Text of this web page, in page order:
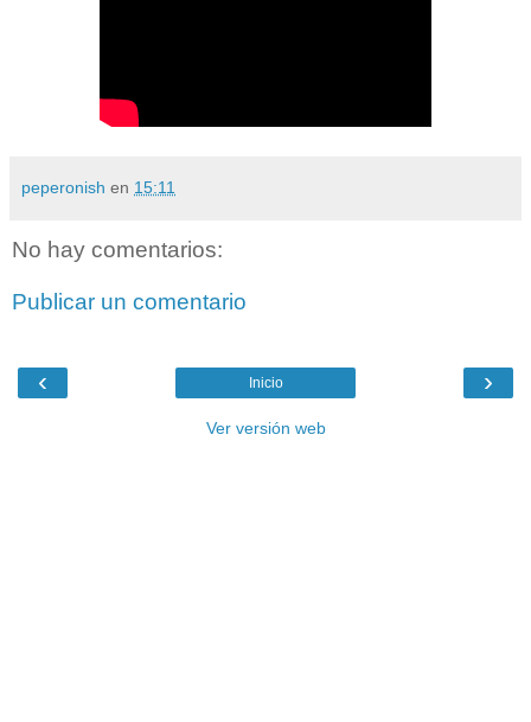
peperonish en 15:11
No hay comentarios:
Publicar un comentario
‹ ›
Inicio
Ver versión web